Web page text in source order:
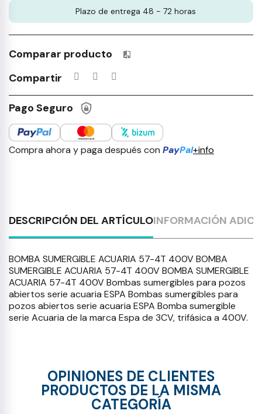
Plazo de entrega 48 - 72 horas
Comparar producto Productos incluidos en tu lista
Compartir
Pago Seguro
Compra ahora y paga después con PayPal+info
DESCRIPCIÓN DEL ARTÍCULOINFORMACIÓN
BOMBA SUMERGIBLE ACUARIA 57-4T 400V BOMBA
SUMERGIBLE ACUARIA 57-4T 400V BOMBA SUMERGIBLE
ACUARIA 57-4T 400V Bombas sumergibles para pozos
abiertos serie acuaria ESPA Bombas sumergibles para
pozos abiertos serie acuaria ESPA Bomba sumergible
serie Acuaria de la marca Espa de 3CV, trifásica a 400V.
OPINIONES DE CLIENTES
PRODUCTOS DE LA MISMA
CATEGORÍA